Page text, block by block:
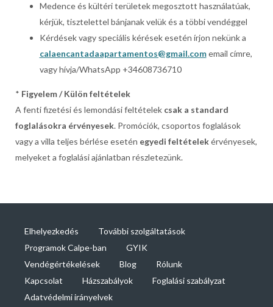
Medence és kültéri területek megosztott használatúak,
kérjük, tisztelettel bánjanak velük és a többi vendéggel
Kérdések vagy speciális kérések esetén írjon nekünk a
calaencantadaapartamentos@gmail.comemail címre,
vagy hívja/WhatsApp +34608736710
* Figyelem / Külön feltételek
A fenti fizetési és lemondási feltételek csak a standard
foglalásokra érvényesek. Promóciók, csoportos foglalások
vagy a villa teljes bérlése esetén egyedi feltételekérvényesek,
melyeket a foglalási ajánlatban részletezünk.
Elhelyezkedés
További szolgáltatások
Programok Calpe-ban
GYIK
Vendégértékelések
Blog
Rólunk
Kapcsolat
Házszabályok
Foglalási szabályzat
Adatvédelmi irányelvek